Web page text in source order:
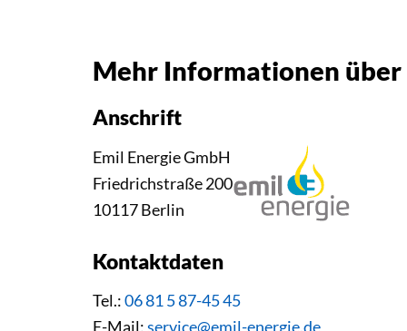
Mehr Informationen über
Anschrift
Emil Energie GmbH
Friedrichstraße 200
10117 Berlin
Kontaktdaten
Tel.:06 81 5 87-45 45
E-Mail:service@emil-energie.de